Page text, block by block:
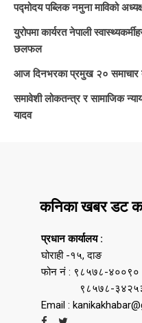
पद्मोदय पब्लिक नमुना माविको
युरोपमा कार्यरत नेपाली
छलफल
आज दिनभरका प्रमुख २० समाचार
समावेशी लोकतन्त्र र सामाजिक
यादव
कनिका खबर डट
प्रधान कार्यालय :
घोराही -१५, दाङ
फोन नं : ९८५७८-४००९०
९८५७८-
Email :